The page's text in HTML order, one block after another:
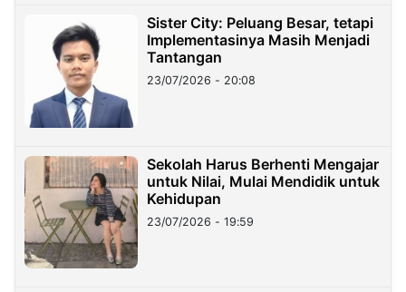
Sister City: Peluang Besar, tetapi
Implementasinya Masih Menjadi
Tantangan
23/07/2026 - 20:08
Sekolah Harus Berhenti Mengajar
untuk Nilai, Mulai Mendidik untuk
Kehidupan
23/07/2026 - 19:59